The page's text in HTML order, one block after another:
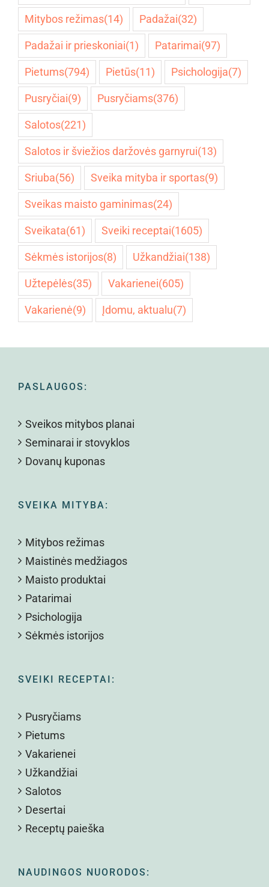
Mitybos režimas(14) Padažai(32)
Padažai ir prieskoniai(1) Patarimai(97)
Pietums(794) Pietūs(11) Psichologija(7)
Pusryčiai(9) Pusryčiams(376)
Salotos(221)
Salotos ir šviežios daržovės garnyrui(13)
Sriuba(56) Sveika mityba ir sportas(9)
Sveikas maisto gaminimas(24)
Sveikata(61) Sveiki receptai(1605)
Sėkmės istorijos(8) Užkandžiai(138)
Užtepėlės(35) Vakarienei(605)
Vakarienė(9) Įdomu, aktualu(7)
PASLAUGOS:
Sveikos mitybos planai
Seminarai ir stovyklos
Dovanų kuponas
SVEIKA MITYBA:
Mitybos režimas
Maistinės medžiagos
Maisto produktai
Patarimai
Psichologija
Sėkmės istorijos
SVEIKI RECEPTAI:
Pusryčiams
Pietums
Vakarienei
Užkandžiai
Salotos
Desertai
Receptų paieška
NAUDINGOS NUORODOS: